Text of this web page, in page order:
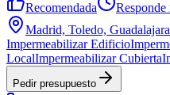
Recomendada
Responde
Madrid, Toledo, Guadalajara
Impermeabilizar Edificio
LocalImpermeabilizar Cubierta
Pedir presupuesto